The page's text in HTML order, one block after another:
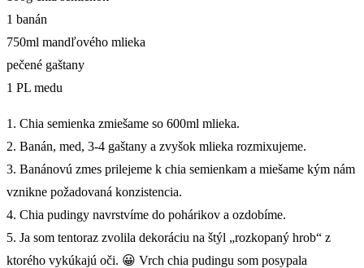
1 banán
750ml mandľového mlieka
pečené gaštany
1 PL medu
1. Chia semienka zmiešame so 600ml mlieka.
2. Banán, med, 3-4 gaštany a zvyšok mlieka rozmixujeme.
3. Banánovú zmes prilejeme k chia semienkam a miešame kým nám
vznikne požadovaná konzistencia.
4. Chia pudingy navrstvíme do pohárikov a ozdobíme.
5. Ja som tentoraz zvolila dekoráciu na štýl „rozkopaný hrob“ z
ktorého vykúkajú oči. 😀 Vrch chia pudingu som posypala